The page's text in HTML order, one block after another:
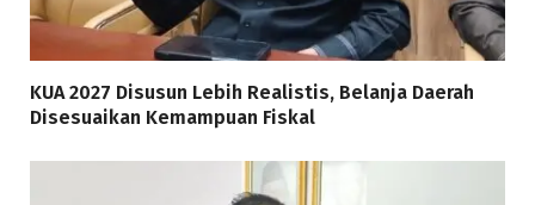
KUA 2027 Disusun Lebih Realistis, Belanja Daerah
Disesuaikan Kemampuan Fiskal